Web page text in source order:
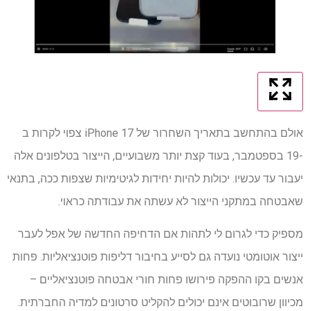
אולם בהתחשב בתאריך השחרור של iPhone 17 צפוי לקרות ב
-19 בספטמבר, בעוד קצת יותר משבועיים, הייצור בטלפונים אלה
יעבור עד עכשיו. יכולות להיות יחידות לגיטימיות שצפות ככה, בתנאי
שאבטחה במתקני הייצור לא עשתה את עבודתה כראוי.
מספיק כדי לגרום לי לתהות אם הדחיפה החדשה של אפל לעבר
ייצור אוטומטי נועדה גם לסייע בחיבור דליפות פוטנציאליות. פחות
אנשים בקו ההפקה פירושו פחות חורי אבטחה פוטנציאליים –
מכיוון שרובוטים אינם יכולים להקליט סרטונים למדיה החברתית.